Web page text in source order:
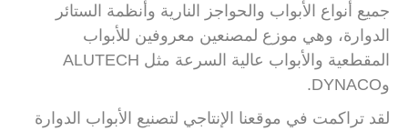
جميع أنواع الأبواب والحواجز النارية وأنظمة الستائر
الدوارة، وهي موزع لمصنعين معروفين للأبواب
المقطعية والأبواب عالية السرعة مثل ALUTECH
وDYNACO.
لقد تراكمت في موقعنا الإنتاجي لتصنيع الأبواب الدوارة